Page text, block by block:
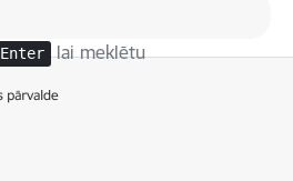
Enter lai meklētu